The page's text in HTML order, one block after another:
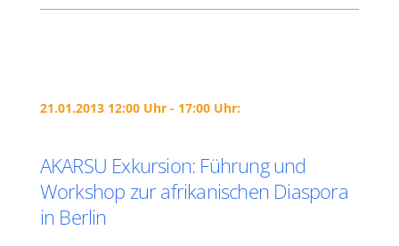
21.01.2013 12:00 Uhr - 17:00 Uhr:
AKARSU Exkursion: Führung und
Workshop zur afrikanischen Diaspora
in Berlin